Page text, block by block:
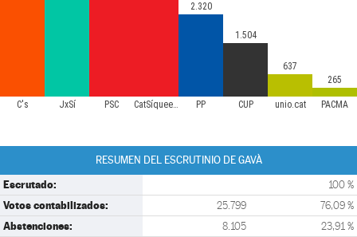
C's JxSí PSC CatSíqueesPot PP CUP unio.cat PACMA
2.320
1.504
637
265
RESUMEN DEL ESCRUTINIO DE GAVÀ
Escrutado: 100 %
Votos contabilizados: 25.799 76,09 %
Abstenciones: 8.105 23,91 %